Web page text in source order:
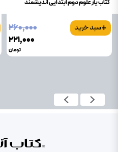
کتاب یار علوم دوم ابتدایی اندیشمند
+سبد خرید
۲۶۰٬۰۰۰
۲۲۱٬۰۰۰
تومان